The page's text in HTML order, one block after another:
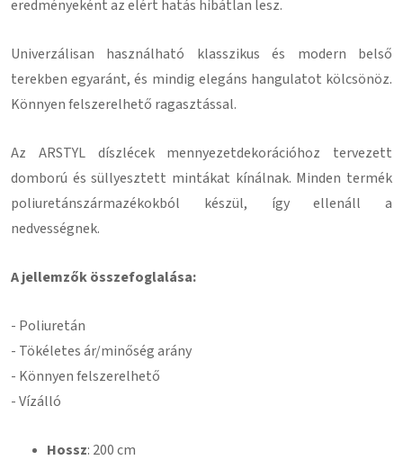
eredményekéntaz elért hatás hibátlan lesz.
Univerzálisan használható klasszikus és modern belső
terekben egyaránt, és mindig elegáns hangulatot kölcsönöz.
Könnyen felszerelhető ragasztással.
Az ARSTYL díszlécek mennyezetdekorációhoz tervezett
domború és süllyesztett mintákat kínálnak. Minden termék
poliuretánszármazékokból készül, így ellenáll a
nedvességnek.
A jellemzők összefoglalása:
- Poliuretán
- Tökéletes ár/minőség arány
- Könnyen felszerelhető
- Vízálló
Hossz: 200 cm